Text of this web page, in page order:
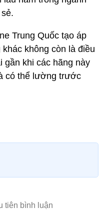
Trung Quốc tạo áp
không còn là điều
gần khi các hãng này
có thể lường trước